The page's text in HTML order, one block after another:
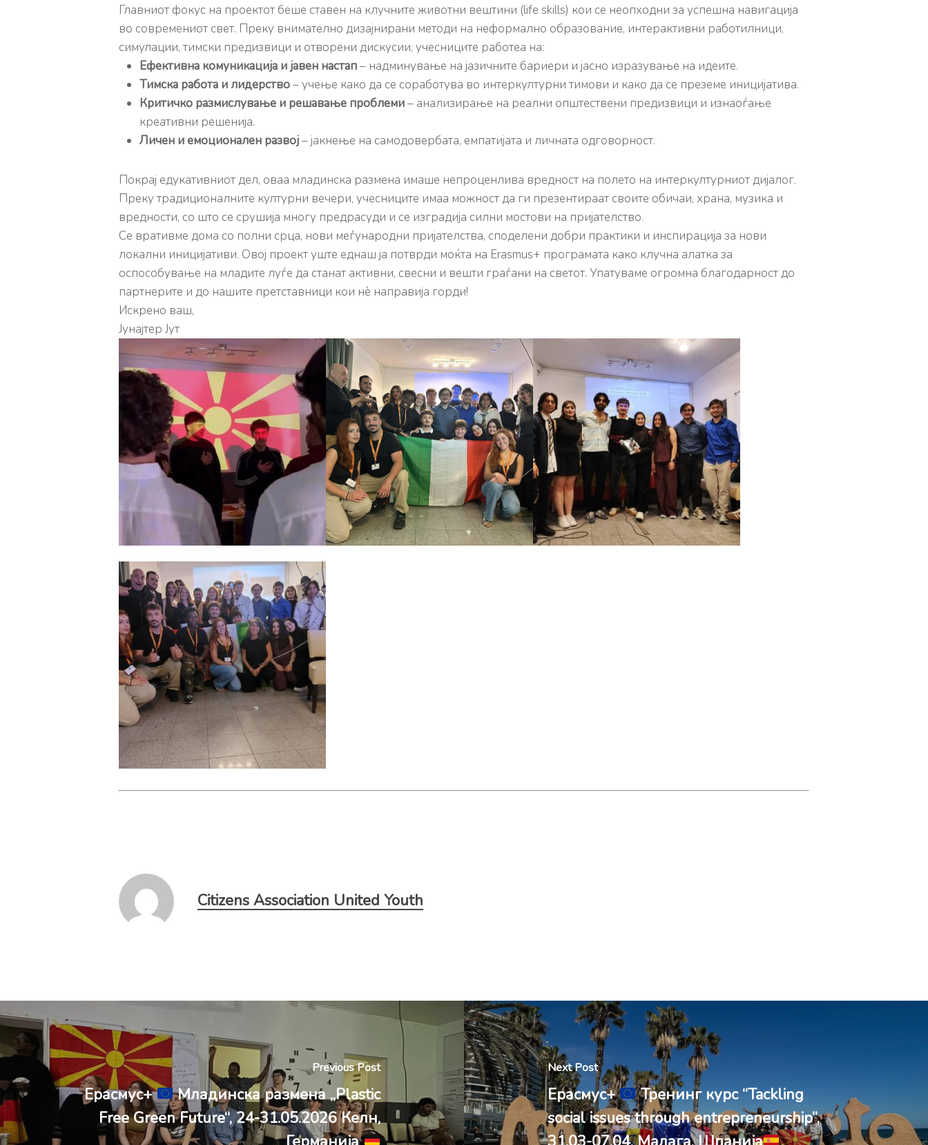
Главниот фокус на проектот беше ставен на клучните животни вештини (life skills) кои се неопходни за успешна навигација
во современиот свет. Преку внимателно дизајнирани методи на неформално образование, интерактивни работилници,
симулации, тимски предизвици и отворени дискусии, учесниците работеа на:
Ефективна комуникација и јавен настап– надминување на јазичните бариери и јасно изразување на идеите.
Тимска работа и лидерство– учење како да се соработува во интеркултурни тимови и како да се преземе иницијатива.
Критичко размислување и решавање проблеми– анализирање на реални општествени предизвици и изнаоѓање
креативни решенија.
Личен и емоционален развој– јакнење на самодовербата, емпатијата и личната одговорност.
Покрај едукативниот дел, оваа младинска размена имаше непроценлива вредност на полето на интеркултурниот дијалог.
Преку традиционалните културни вечери, учесниците имаа можност да ги презентираат своите обичаи, храна, музика и
вредности, со што се срушија многу предрасуди и се изградија силни мостови на пријателство.
Се вративме дома со полни срца, нови меѓународни пријателства, споделени добри практики и инспирација за нови
локални иницијативи. Овој проект уште еднаш ја потврди моќта на Erasmus+ програмата како клучна алатка за
оспособување на младите луѓе да станат активни, свесни и вешти граѓани на светот. Упатуваме огромна благодарност до
партнерите и до нашите претставници кои нè направија горди!
Искрено ваш,
Јунајтер Јут
Citizens Association United Youth
Previous Post
Ерасмус+
Mладинска размена „Plastic
Free Green Future“, 24-31.05.2026 Келн,
Next Post
Ерасмус+
Тренинг курс “Tackling
social issues through entrepreneurship”,